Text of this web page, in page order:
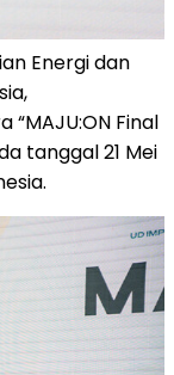
Energi dan
Final
tanggal 21 Mei